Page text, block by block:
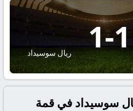
1
-
1 ريال سوسيداد
سوسيداد في قمة